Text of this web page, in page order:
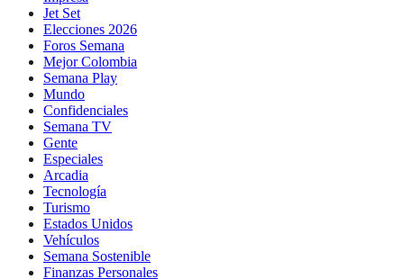
Jet Set
Elecciones 2026
Foros Semana
Mejor Colombia
Semana Play
Mundo
Confidenciales
Semana TV
Gente
Especiales
Arcadia
Tecnología
Turismo
Estados Unidos
Vehículos
Semana Sostenible
Finanzas Personales